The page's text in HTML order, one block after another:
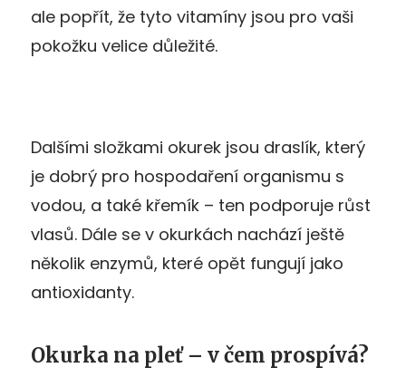
ale popřít, že tyto vitamíny jsou pro vaši
pokožku velice důležité.
Dalšími složkami okurek jsou draslík, který
je dobrý pro hospodaření organismu s
vodou, a také křemík – ten podporuje růst
vlasů. Dále se v okurkách nachází ještě
několik enzymů, které opět fungují jako
antioxidanty.
Okurka na pleť – v čem prospívá?